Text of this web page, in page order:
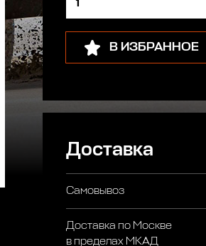
В ИЗБРАННОЕ
Доставка
Самовывоз
Доставка по Москве
в пределах МКАД